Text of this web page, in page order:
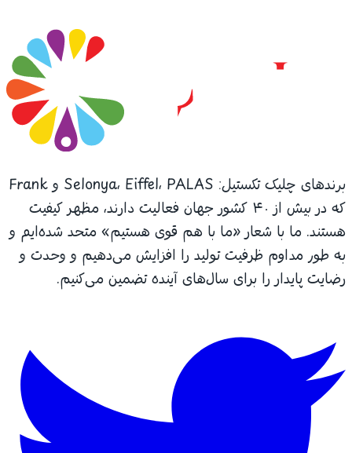
برندهای چلیک تکستیل: Selonya، Eiffel، PALAS و Frank
که در بیش از ۴۰ کشور جهان فعالیت دارند، مظهر کیفیت
هستند. ما با شعار «ما با هم قوی هستیم» متحد شده‌ایم و
به طور مداوم ظرفیت تولید را افزایش می‌دهیم و وحدت و
رضایت پایدار را برای سال‌های آینده تضمین می‌کنیم.